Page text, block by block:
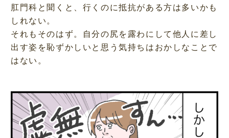
肛門科と聞くと、行くのに抵抗がある方は多いかも
しれない。
それもそのはず。自分の尻を露わにして他人に差し
出す姿を恥ずかしいと思う気持ちはおかしなことで
はない。